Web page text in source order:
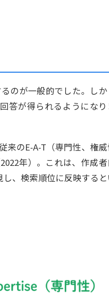
のが一般的でした。しか
答が得られるようになり
のE-A-T（専門性、権威
年）。これは、作成
、検索順位に反映すると